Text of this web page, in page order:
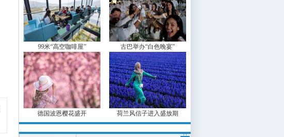
99米“高空咖啡屋” 古巴举办“白色晚宴”
德国波恩樱花盛开 荷兰风信子进入盛放期